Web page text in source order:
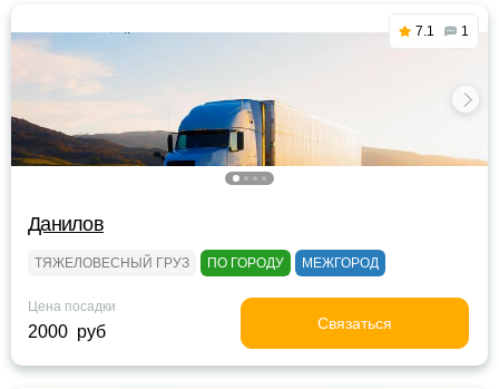
7.1 1
Данилов
ТЯЖЕЛОВЕСНЫЙ ГРУЗ ПО ГОРОДУ МЕЖГОРОД
Цена посадки
2000 руб Связаться